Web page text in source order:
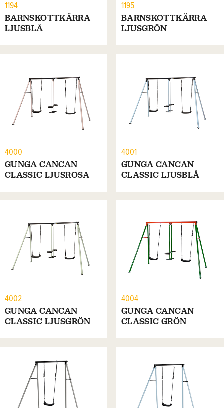
1194
BARNSKOTTKÄRRA
LJUSBLÅ
1195
BARNSKOTTKÄRRA
LJUSGRÖN
4000
GUNGA CANCAN
CLASSIC LJUSROSA
4001
GUNGA CANCAN
CLASSIC LJUSBLÅ
4002
GUNGA CANCAN
CLASSIC LJUSGRÖN
4004
GUNGA CANCAN
CLASSIC GRÖN